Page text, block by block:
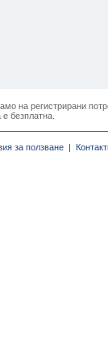
на регистрирани
безплатна.
за ползване |